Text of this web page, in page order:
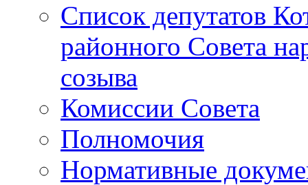
Список депутатов
районного Совета
созыва
Комиссии Совета
Полномочия
Нормативные